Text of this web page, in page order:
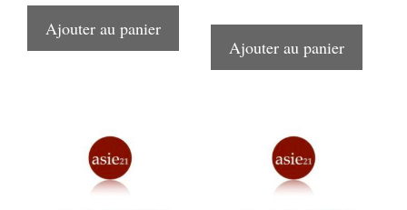
Ajouter au panier
Ajouter au panier